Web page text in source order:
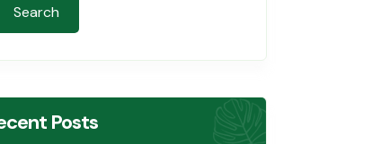
Search
Posts